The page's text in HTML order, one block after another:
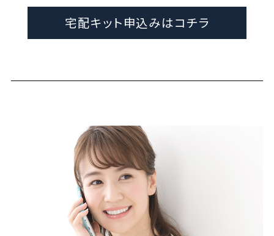
宅配キット申込みはコチラ